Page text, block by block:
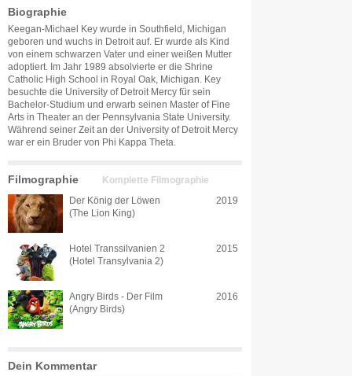
Biographie
Keegan-Michael Key wurde in Southfield, Michigan
geboren und wuchs in Detroit auf. Er wurde als Kind
von einem schwarzen Vater und einer weißen Mutter
adoptiert. Im Jahr 1989 absolvierte er die Shrine
Catholic High School in Royal Oak, Michigan. Key
besuchte die University of Detroit Mercy für sein
Bachelor-Studium und erwarb seinen Master of Fine
Arts in Theater an der Pennsylvania State University.
Während seiner Zeit an der University of Detroit Mercy
war er ein Bruder von Phi Kappa Theta.
Filmographie Komplette Filmographie
Der König der Löwen
(The Lion King)
2019
Hotel Transsilvanien 2
(Hotel Transylvania 2)
2015
Angry Birds - Der Film
(Angry Birds)
2016
Dein Kommentar